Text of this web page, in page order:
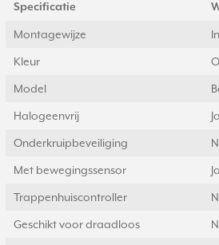
Specificatie
Montagewijze
Kleur
Model
Halogeenvrij Ja
Onderkruipbeveiliging
Met bewegingssensor Ja
Trappenhuiscontroller
Geschikt voor draadloos